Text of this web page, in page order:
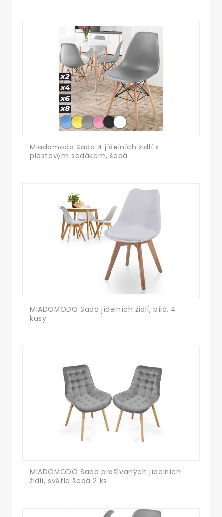
Miadomodo Sada 4 jídelních židlí s
plastovým sedákem, šedá
MIADOMODO Sada jídelních židlí, bílá, 4
kusy
MIADOMODO Sada prošívaných jídelních
židlí, světle šedá 2 ks